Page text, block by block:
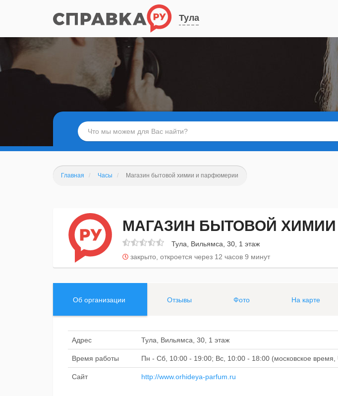
Тула
Главная Часы Магазин бытовой химии и парфюмерии
МАГАЗИН БЫТОВОЙ
Тула, Вильямса, 30, 1 этаж
закрыто, откроется через 12 часов 9 минут
Об организации Отзывы Фото На карте
Адрес Тула, Вильямса, 30, 1 этаж
Время работы Пн - Сб, 10:00 - 19:00; Вс, 10:00 - 18:00 (московское время,
Сайт http://www.orhideya-parfum.ru